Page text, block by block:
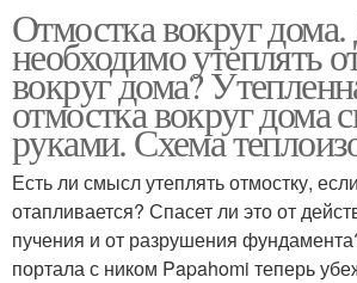
Отмостка вокруг дома.
необходимо утеплять
вокруг дома?
отмостка вокруг дома
руками. Схема
Есть ли смысл утеплять отмостку,
отапливается? Спасет ли это от
пучения и от разрушения
портала с ником Papahomi теперь